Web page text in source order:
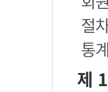
절
통
제